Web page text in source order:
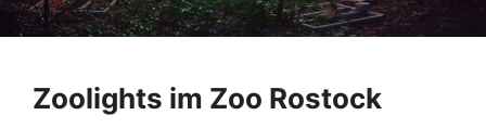
Zoolights im Zoo Rostock